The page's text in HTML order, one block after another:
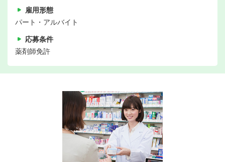
雇用形態
パート・アルバイト
応募条件
薬剤師免許